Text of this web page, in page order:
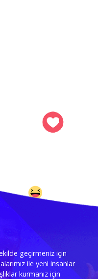
geçirmeniz için
ile yeni insanlar
kurmanız için